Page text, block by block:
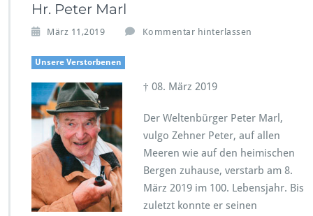
Hr. Peter Marl
März 11,2019 Kommentar hinterlassen
Unsere Verstorbenen
† 08. März 2019
Der Weltenbürger Peter Marl,
vulgo Zehner Peter, auf allen
Meeren wie auf den heimischen
Bergen zuhause, verstarb am 8.
März 2019 im 100. Lebensjahr. Bis
zuletzt konnte er seinen